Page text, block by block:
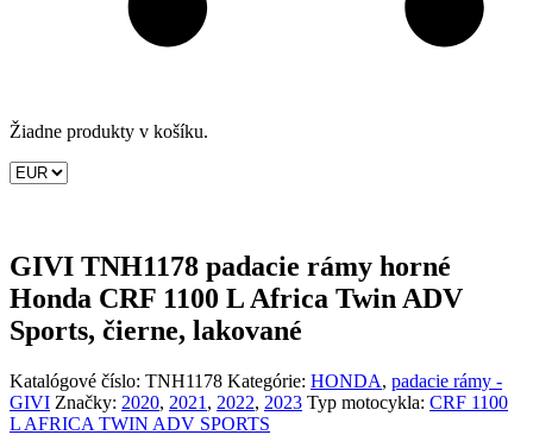
Žiadne produkty v košíku.
GIVI TNH1178 padacie rámy horné
Honda CRF 1100 L Africa Twin ADV
Sports, čierne, lakované
Katalógové číslo: TNH1178 Kategórie: HONDA, padacie rámy -
GIVI Značky: 2020, 2021 , 2022, 2023 Typ motocykla: CRF 1100
L AFRICA TWIN ADV SPORTS